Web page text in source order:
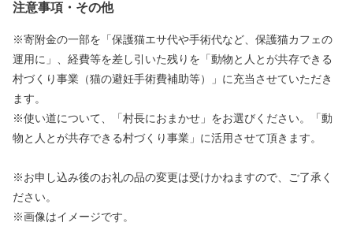
注意事項・その他
※寄附金の一部を「保護猫エサ代や手術代など、保護猫カフェの
運用に」、経費等を差し引いた残りを「動物と人とが共存できる
村づくり事業（猫の避妊手術費補助等）」に充当させていただき
ます。
※使い道について、「村長におまかせ」をお選びください。「動
物と人とが共存できる村づくり事業」に活用させて頂きます。
※お申し込み後のお礼の品の変更は受けかねますので、ご了承く
ださい。
※画像はイメージです。